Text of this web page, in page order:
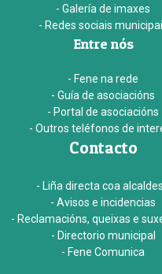
- Galería de imaxes
- Redes sociais
Entre nós
- Fene na rede
- Guía de asociacións
- Portal de asociacións
- Outros teléfonos de
Contacto
- Liña directa coa
- Avisos e incidencias
- Reclamacións, queixas e
- Directorio municipal
- Fene Comunica